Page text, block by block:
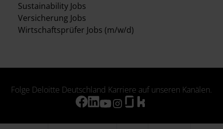
Sustainability Jobs
Versicherung Jobs
Wirtschaftsprüfer Jobs (m/w/d)
Folge Deloitte Deutschland Karriere auf unseren Kanälen.